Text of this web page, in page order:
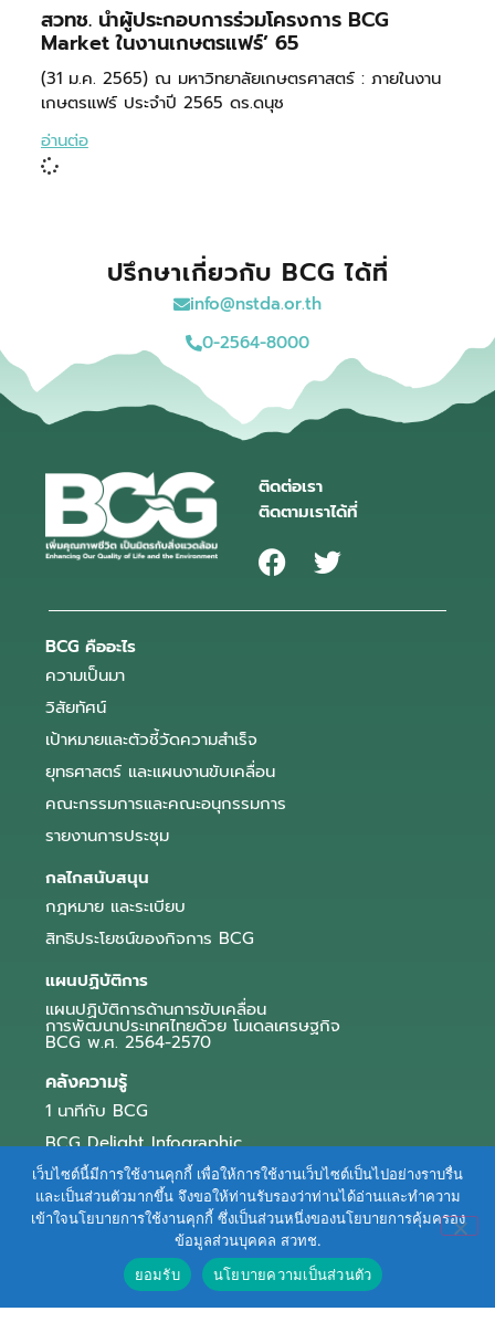
สวทช. นำผู้ประกอบการร่วมโครงการ BCG
Market ในงานเกษตรแฟร์’ 65
(31 ม.ค. 2565) ณ มหาวิทยาลัยเกษตรศาสตร์ : ภายในงาน
เกษตรแฟร์ ประจำปี 2565 ดร.ดนุช
อ่านต่อ
ปรึกษาเกี่ยวกับ BCG ได้ที่
info@nstda.or.th
0-2564-8000
ติดต่อเรา
ติดตามเราได้ที่
BCG คืออะไร
ความเป็นมา
วิสัยทัศน์
เป้าหมายและตัวชี้วัดความสำเร็จ
ยุทธศาสตร์ และแผนงานขับเคลื่อน
คณะกรรมการและคณะอนุกรรมการ
รายงานการประชุม
กลไกสนับสนุน
กฎหมาย และระเบียบ
สิทธิประโยชน์ของกิจการ BCG
แผนปฏิบัติการ
แผนปฏิบัติการด้านการขับเคลื่อน
การพัฒนาประเทศไทยด้วย โมเดลเศรษฐกิจ
BCG พ.ศ. 2564-2570
คลังความรู้
1 นาทีกับ BCG
BCG Delight Infographic
สื่อประชาสัมพันธ์
e-Book Series
ตัวอย่างธุรกิจ BCG
ข่าวและบทความ
เว็บไซต์นี้มีการใช้งานคุกกี้ เพื่อให้การใช้งานเว็บไซต์เป็นไปอย่างราบรื่น
และเป็นส่วนตัวมากขึ้น จึงขอให้ท่านรับรองว่าท่านได้อ่านและทำความ
เข้าใจนโยบายการใช้งานคุกกี้ ซึ่งเป็นส่วนหนึ่งของนโยบายการคุ้มครอง
ข้อมูลส่วนบุคคล สวทช.
ยอมรับ
นโยบายความเป็นส่วนตัว